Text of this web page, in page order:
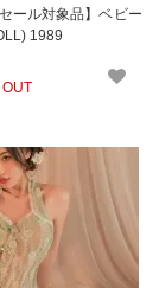
ール対象品】ベビー
1989